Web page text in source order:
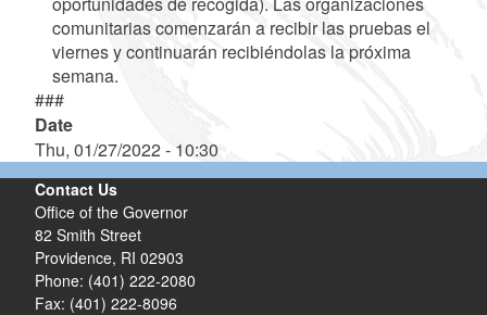
comunitarias comenzarán a recibir las pruebas el
viernes y continuarán recibiéndolas la próxima
semana.
###
Date
Thu, 01/27/2022 - 10:30
Contact Us
Office of the Governor
82 Smith Street
Providence, RI 02903
Phone: (401) 222-2080
Fax: (401) 222-8096